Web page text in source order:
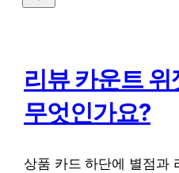
리뷰 카운트
무엇인가요?
상품 카드 하단에 별점과